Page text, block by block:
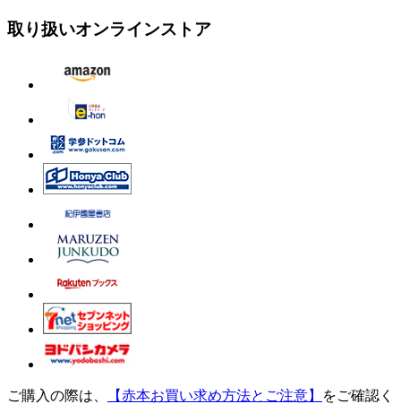
取り扱いオンラインストア
ご購入の際は、 【赤本お買い求め方法とご注意】
をご確認く